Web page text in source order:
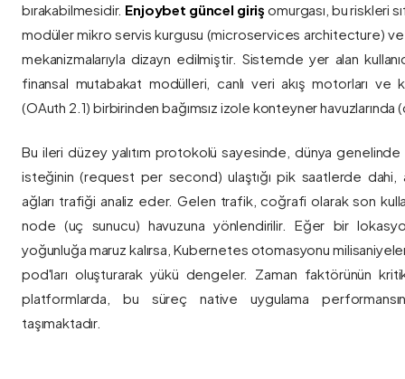
bırakabilmesidir. Enjoybet güncel giriş omurgası, bu riskleri
modüler mikro servis kurgusu (microservices architecture)
mekanizmalarıyla dizayn edilmiştir. Sistemde yer alan
finansal mutabakat modülleri, canlı veri akış motorları ve
(OAuth 2.1) birbirinden bağımsız izole konteyner havuzlarında
Bu ileri düzey yalıtım protokolü sayesinde, dünya genelinde
isteğinin (request per second) ulaştığı pik saatlerde dahi,
ağları trafiği analiz eder. Gelen trafik, coğrafi olarak son
node (uç sunucu) havuzuna yönlendirilir. Eğer bir
yoğunluğa maruz kalırsa, Kubernetes otomasyonu
pod'ları oluşturarak yükü dengeler. Zaman faktörünün
platformlarda, bu süreç native uygulama
taşımaktadır.